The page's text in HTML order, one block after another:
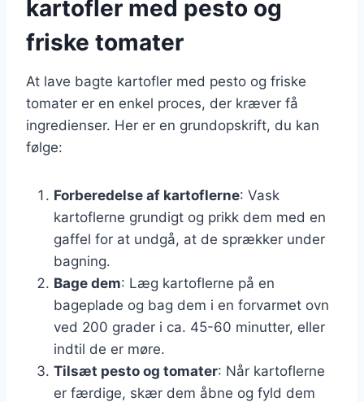
kartofler med pesto og
friske tomater
At lave bagte kartofler med pesto og friske
tomater er en enkel proces, der kræver få
ingredienser. Her er en grundopskrift, du kan
følge:
Forberedelse af kartoflerne: Vask
kartoflerne grundigt og prikk dem med en
gaffel for at undgå, at de sprækker under
bagning.
Bage dem: Læg kartoflerne på en
bageplade og bag dem i en forvarmet ovn
ved 200 grader i ca. 45-60 minutter, eller
indtil de er møre.
Tilsæt pesto og tomater: Når kartoflerne
er færdige, skær dem åbne og fyld dem